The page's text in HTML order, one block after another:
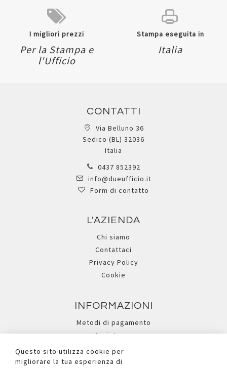
I migliori prezzi
Per la Stampa e
l'Ufficio
Stampa eseguita in
Italia
CONTATTI
Via Belluno 36
Sedico (BL) 32036
Italia
0437 852392
info@dueufficio.it
Form di contatto
L'AZIENDA
Chi siamo
Contattaci
Privacy Policy
Cookie
INFORMAZIONI
Metodi di pagamento
Assistenza
Ricerca avanzata
Questo sito utilizza cookie per
migliorare la tua esperienza di